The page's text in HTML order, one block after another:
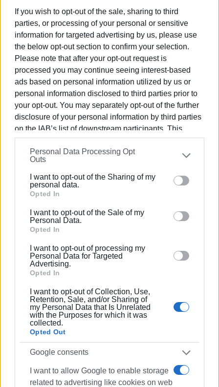
If you wish to opt-out of the sale, sharing to third
parties, or processing of your personal or sensitive
information for targeted advertising by us, please use
the below opt-out section to confirm your selection.
Please note that after your opt-out request is
processed you may continue seeing interest-based
ads based on personal information utilized by us or
personal information disclosed to third parties prior to
your opt-out. You may separately opt-out of the further
disclosure of your personal information by third parties
on the IAB’s list of downstream participants. This
information may also be disclosed by us to third parties
on theIAB’s List of Downstream Participants
that may
further disclose it to other third parties.
Please note that this website/app uses one or more
Google services and may gather and store information
behaviour. You may click to grant or deny consent to
Google and its third-party tags to use your data for
section.
Personal Data Processing Opt
Outs
I want to opt-out of the Sharing of my
personal data.
Opted In
I want to opt-out of the Sale of my
Personal Data.
Opted In
I want to opt-out of processing my
Personal Data for Targeted
Advertising.
Opted In
I want to opt-out of Collection, Use,
Retention, Sale, and/or Sharing of
my Personal Data that Is Unrelated
with the Purposes for which it was
collected.
Opted Out
Google consents
I want to allow Google to enable storage
related to advertising like cookies on web
-30
για ταχύτητα
για στέρηση άδειας ικανότητας οδηγήσεως
5 για ΚΤΕΟ
-4
για ζώνη ασφαλείας
4για στέρηση ασφαλιστηρίου συμβολαίου
για χρήση κινητού κατά την οδήγηση και
για κίνηση στο αντίθετο ρεύμα
Τέλος, κατά τους ελέγχους, ακινητοποιήθηκαν
36οχήματα, για περιπτώσεις στέρησης άδειας
ικανότητας οδήγησης, μη χρήσης προστατευτικού
κράνους, στέρησης ασφαλιστηρίου συμβολαίου και
ΚΤΕΟ.
Ακολουθήστε το enimerosi στο